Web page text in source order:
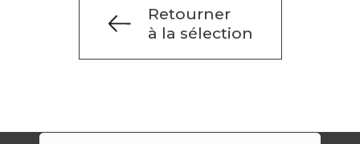
Retourner
à la sélection